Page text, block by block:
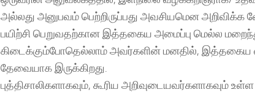
அல்லது அனுபவம் பெற்றிருப்பது அவசியமென
பயிற்சி பெறுவதற்கான இத்தகைய அமைப்பு மெல்ல
கிடைக்கும்போதெல்லாம் அவர்களின் மனதில், இத்தகைய
தேவையாக இருக்கிறது.
புத்திசாலிகளாகவும், கூரிய அறிவுடையவர்களாகவும்